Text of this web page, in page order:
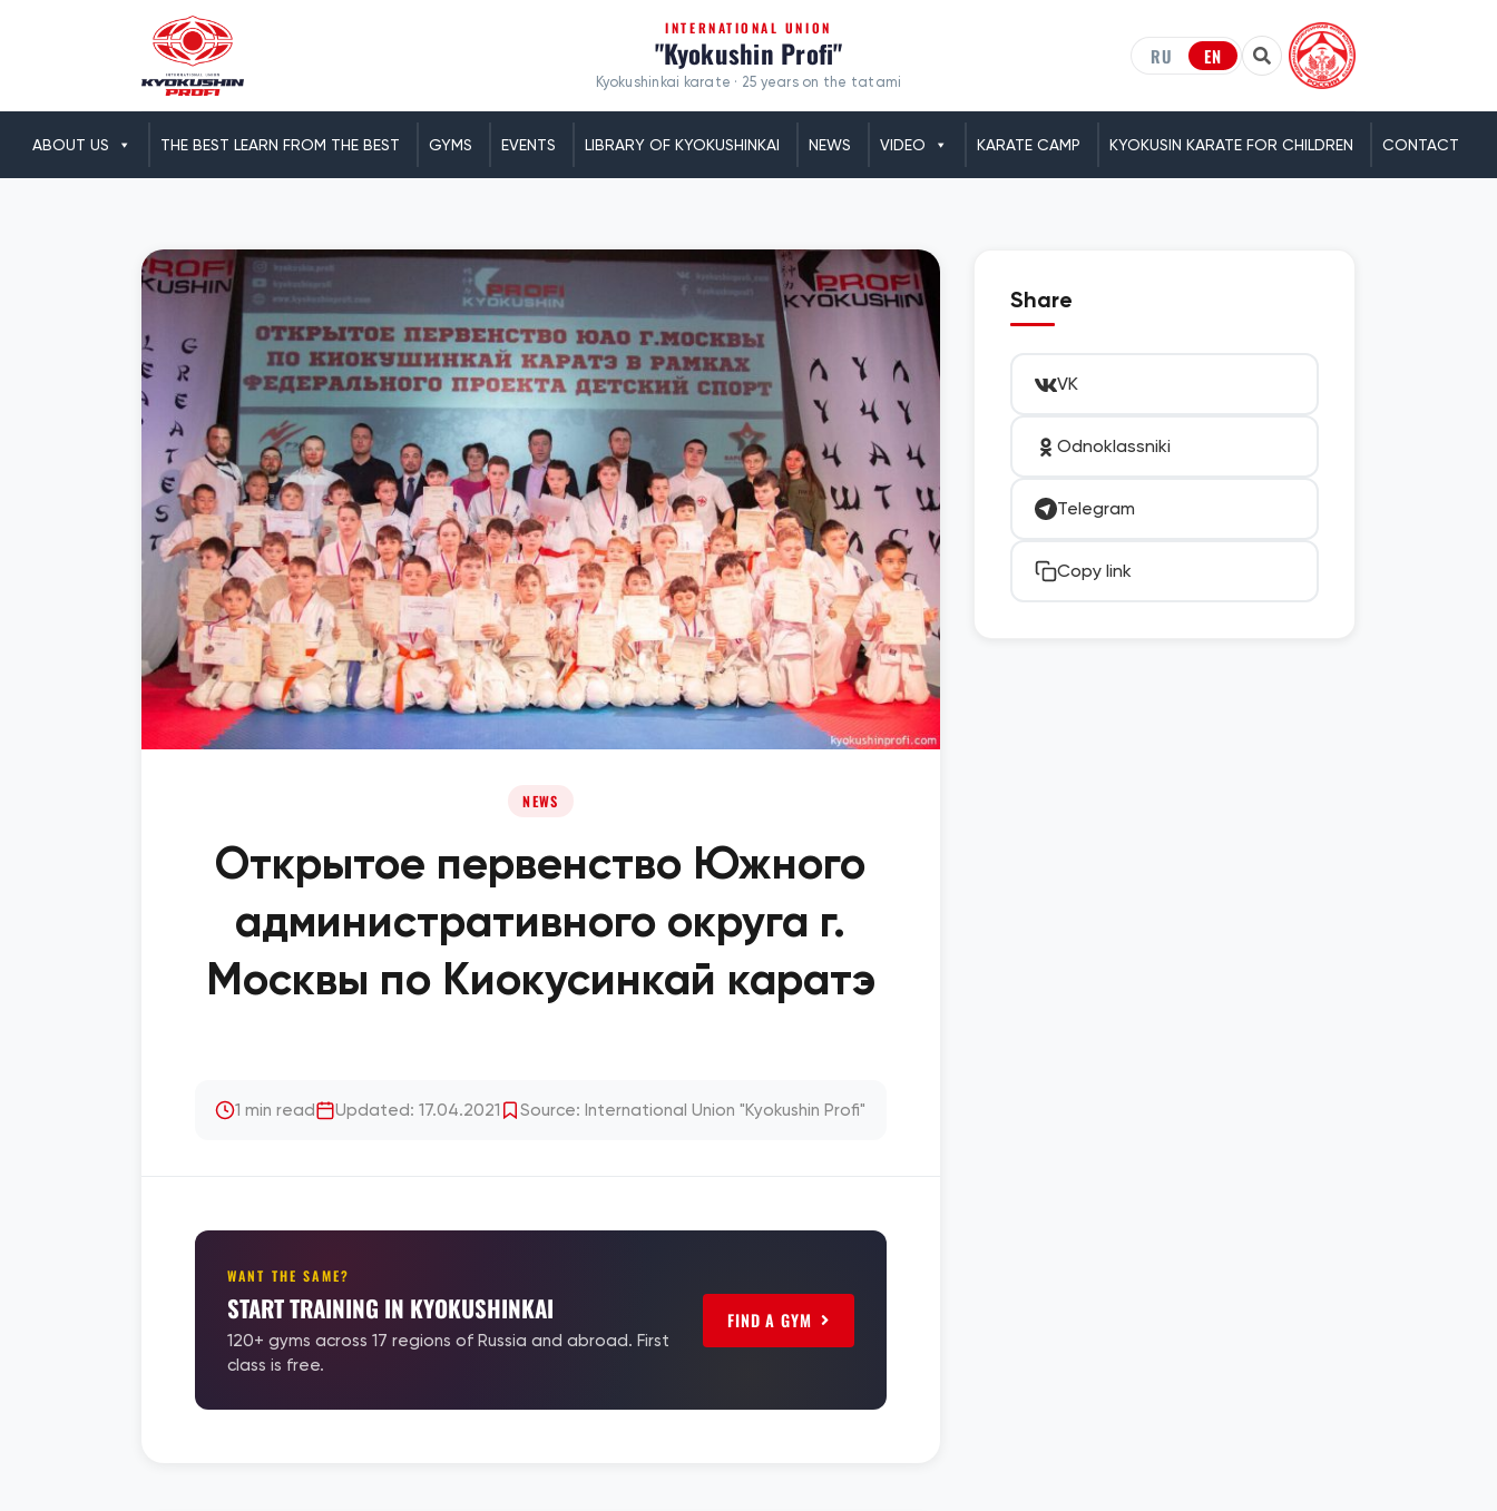
INTERNATIONAL UNION
"Kyokushin Profi"
Kyokushinkai karate · 25 years on the tatami
RU EN
ABOUT US THE BEST LEARN FROM THE BEST GYMS EVENTS LIBRARY OF KYOKUSHINKAI NEWS VIDEO KARATE CAMP KYOKUSIN KARATE FOR CHILDREN CONTACT
NEWS
Открытое первенство Южного
административного округа г.
Москвы по Киокусинкай каратэ
1 min read Updated: 17.04.2021 Source: International Union "Kyokushin Profi"
WANT THE SAME?
START TRAINING IN KYOKUSHINKAI
120+ gyms across 17 regions of Russia and abroad. First
class is free.
FIND A GYM
Share
VK
Odnoklassniki
Telegram
Copy link